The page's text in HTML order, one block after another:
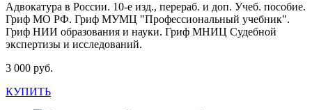
Адвокатура в России. 10-е изд., перераб. и доп. Учеб. пособие.
Гриф МО РФ. Гриф МУМЦ "Профессиональный учебник".
Гриф НИИ образования и науки. Гриф МНИЦ Судебной
экспертизы и исследований.
3 000 руб.
КУПИТЬ